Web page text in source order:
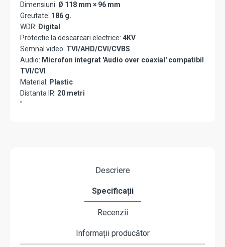
Dimensiuni: Ø 118 mm × 96 mm
Greutate: 186 g.
WDR: Digital
Protectie la descarcari electrice: 4KV
Semnal video: TVI/AHD/CVI/CVBS
Audio: Microfon integrat 'Audio over coaxial' compatibil
TVI/CVI
Material: Plastic
Distanta IR: 20 metri
"
Descriere
Specificații
Recenzii
Informații producător